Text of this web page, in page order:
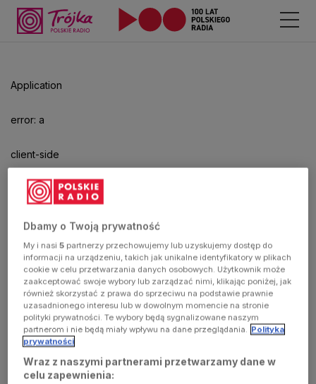
Application
error: a
client-side
exception
has
occurred
(see the
browser
console for
Dbamy o Twoją prywatność
My i nasi5 partnerzy przechowujemy lub uzyskujemy dostęp do
informacji na urządzeniu, takich jak unikalne identyfikatory w plikach
cookie w celu przetwarzania danych osobowych. Użytkownik może
zaakceptować swoje wybory lub zarządzać nimi, klikając poniżej, jak
również skorzystać z prawa do sprzeciwu na podstawie prawnie
uzasadnionego interesu lub w dowolnym momencie na stronie
polityki prywatności. Te wybory będą sygnalizowane naszym
partnerom i nie będą miały wpływu na dane przeglądania. Polityka
prywatności
Wraz z naszymi partnerami przetwarzamy dane w
celu zapewnienia: